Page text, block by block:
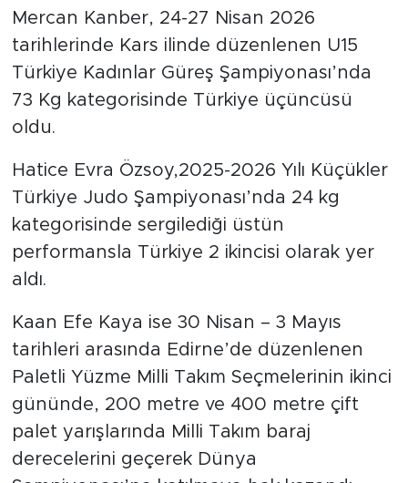
Mercan Kanber, 24-27 Nisan 2026
tarihlerinde Kars ilinde düzenlenen U15
Türkiye Kadınlar Güreş Şampiyonası’nda
73 Kg kategorisinde Türkiye üçüncüsü
oldu.
Hatice Evra Özsoy,2025-2026 Yılı Küçükler
Türkiye Judo Şampiyonası’nda 24 kg
kategorisinde sergilediği üstün
performansla Türkiye 2 ikincisi olarak yer
aldı.
Kaan Efe Kaya ise 30 Nisan – 3 Mayıs
tarihleri arasında Edirne’de düzenlenen
Paletli Yüzme Milli Takım Seçmelerinin ikinci
gününde, 200 metre ve 400 metre çift
palet yarışlarında Milli Takım baraj
derecelerini geçerek Dünya